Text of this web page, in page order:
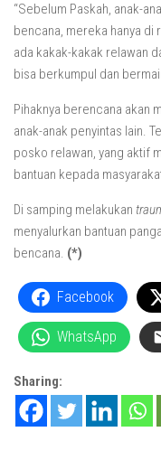
“Sebelum Paskah, anak-
bencana, mereka hanya di
ada kakak-kakak relawan
bisa berkumpul dan
Pihaknya berencana akan
anak-anak penyintas lain.
posko relawan, yang aktif
bantuan kepada
Di samping melakukan
menyalurkan bantuan
bencana. (*)
Facebook
WhatsApp
Sharing: